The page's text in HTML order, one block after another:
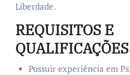
Liberdade.
REQUISITOS E
QUALIFICAÇÕES
Possuir experiência em